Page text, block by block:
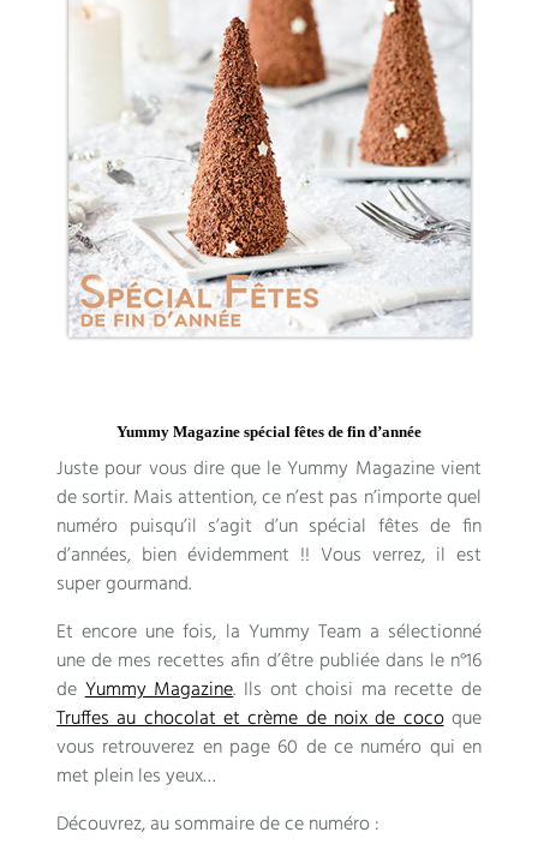
Yummy Magazine spécial fêtes de fin d’année
Juste pour vous dire que le Yummy Magazine vient
de sortir. Mais attention, ce n’est pas n’importe quel
numéro puisqu’il s’agit d’un spécial fêtes de fin
d’années, bien évidemment !! Vous verrez, il est
super gourmand.
Et encore une fois, la Yummy Team a sélectionné
une de mes recettes afin d’être publiée dans le n°16
deYummy Magazine. Ils ont choisi ma recette de
Truffes au chocolat et crème de noix de cocoque
vous retrouverez en page 60 de ce numéro qui en
met plein les yeux…
Découvrez, au sommaire de ce numéro :